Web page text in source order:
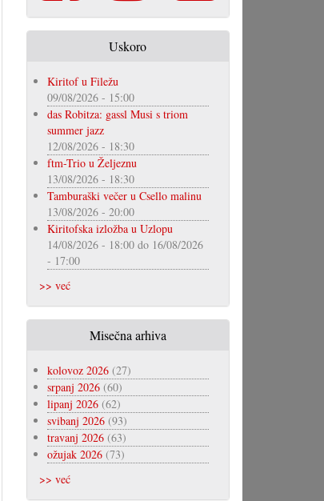
Uskoro
Kiritof u Filežu
09/08/2026 - 15:00
das Robitza: gassl Musi s triom
summer jazz
12/08/2026 - 18:30
ftm-Trio u Željeznu
13/08/2026 - 18:30
Tamburaški večer u Csello malinu
13/08/2026 - 20:00
Kiritofska izložba u Uzlopu
14/08/2026 - 18:00do 16/08/2026
- 17:00
>> već
Misečna arhiva
kolovoz 2026(27)
srpanj 2026(60)
lipanj 2026(62)
svibanj 2026(93)
travanj 2026(63)
ožujak 2026(73)
>> već